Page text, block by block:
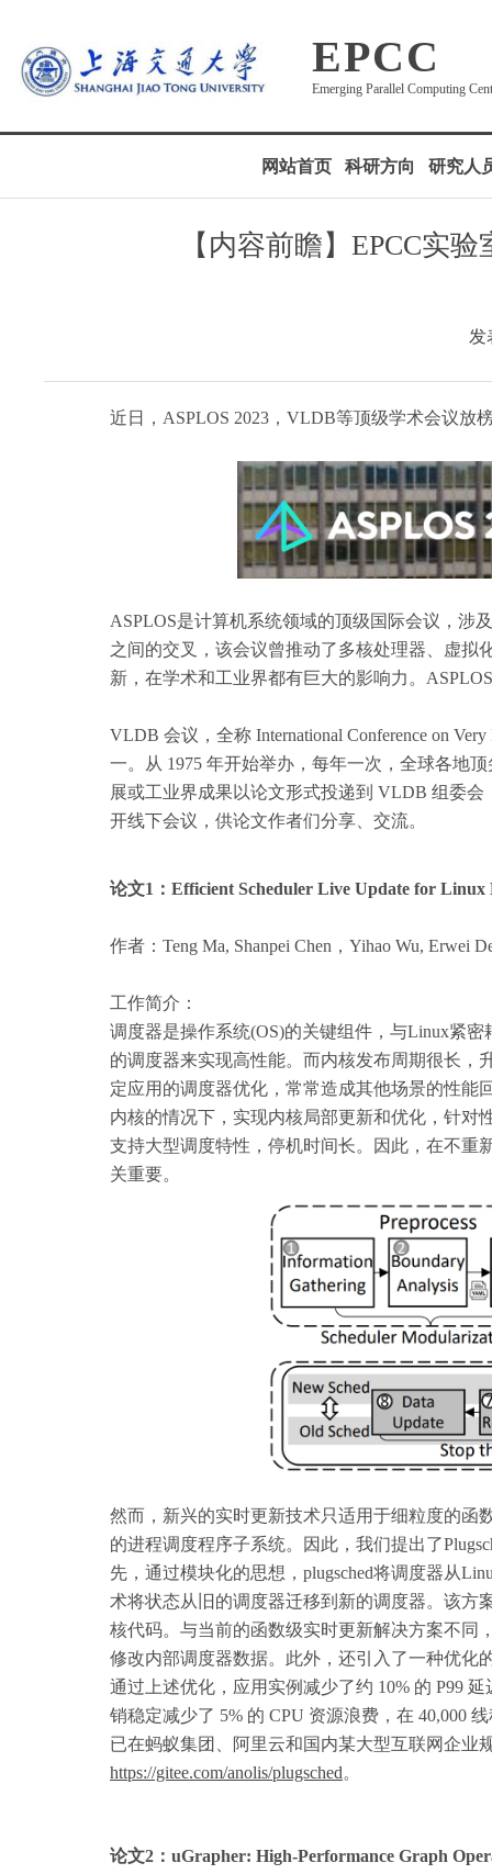
EPCC
Emerging Parallel Computing
网站首页 科研方向 研究人
【内容前瞻】EPCC实
发
近日，ASPLOS 2023，VLDB等顶级学术会议放
ASPLOS是计算机系统领域的顶级国际会议 ，涉
之间的交叉，该会议曾推动了多核处理器、虚拟
新，在学术和工业界都有巨大的影响力。
VLDB 会议，全称 International Conference on
一。从 1975 年开始举办，每年一次，全球各地
展或工业界成果以论文形式投递到 VLDB 组委
开线下会议，供论文作者们分享、交流。
论文1： Efficient Scheduler Live Update for
作者：Teng Ma, Shanpei Chen，Yihao Wu, Erwei
工作简介：
调度器是操作系统(OS)的关键组件，与Linux紧
的调度器来实现高性能。而内核发布周期很长，
定应用的调度器优化，常常造成其他场景的性能
内核的情况下，实现内核局部更新和优化，针对
支持大型调度特性，停机时间长。因此，在不重
关重要。
然而，新兴的实时更新技术只适用于细粒度的函
的进程调度程序子系统。因此，我们提出了
先，通过模块化的思想，plugsched将调度器从
术将状态从旧的调度器迁移到新的调度器。该方
核代码。与当前的函数级实时更新解决方案不同
修改内部调度器数据。此外，还引入了一种优化
通过上述优化，应用实例减少了约 10% 的 P99
销稳定减少了 5% 的 CPU 资源浪费，在 40,000
已在蚂蚁集团、阿里云和国内某大型互联网企业
https://gitee.com/anolis/plugsched。
论文2：uGrapher: High-Performance Graph